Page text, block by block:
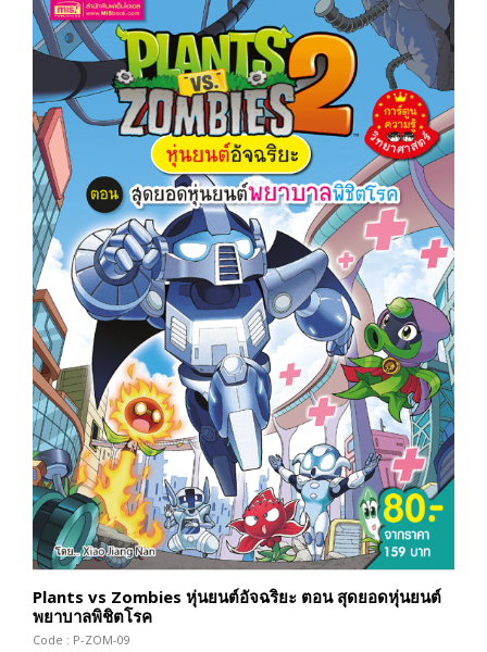
Plants vs Zombies หุ่นยนต์อัจฉริยะ ตอน สุดยอดหุ่นยนต์
พยาบาลพิชิตโรค
Code : P-ZOM-09